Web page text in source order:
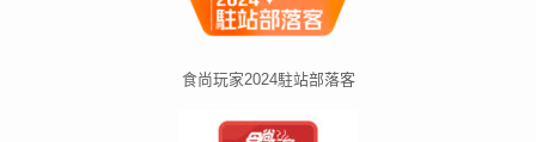
食尚玩家2024駐站部落客